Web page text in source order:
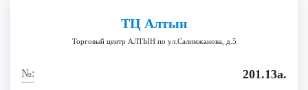
ТЦ Алтын
Торговый центр АЛТЫН по ул.Салимжанова, д.5
201.13а.